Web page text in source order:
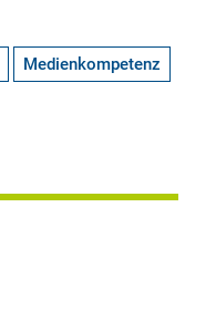
Medienkompetenz